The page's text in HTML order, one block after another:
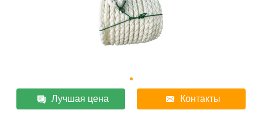
Лучшая цена Контакты